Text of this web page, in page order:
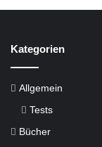
Kategorien
Allgemein
Tests
Bücher